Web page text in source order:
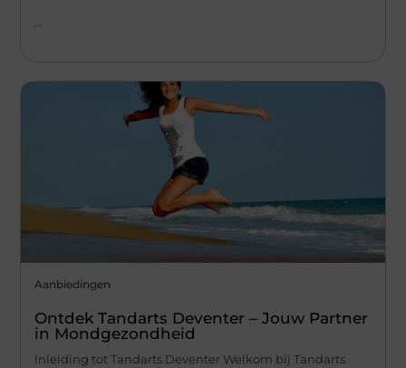
Aanbiedingen
Ontdek Tandarts Deventer – Jouw Partner
in Mondgezondheid
Inleiding tot Tandarts Deventer Welkom bij Tandarts